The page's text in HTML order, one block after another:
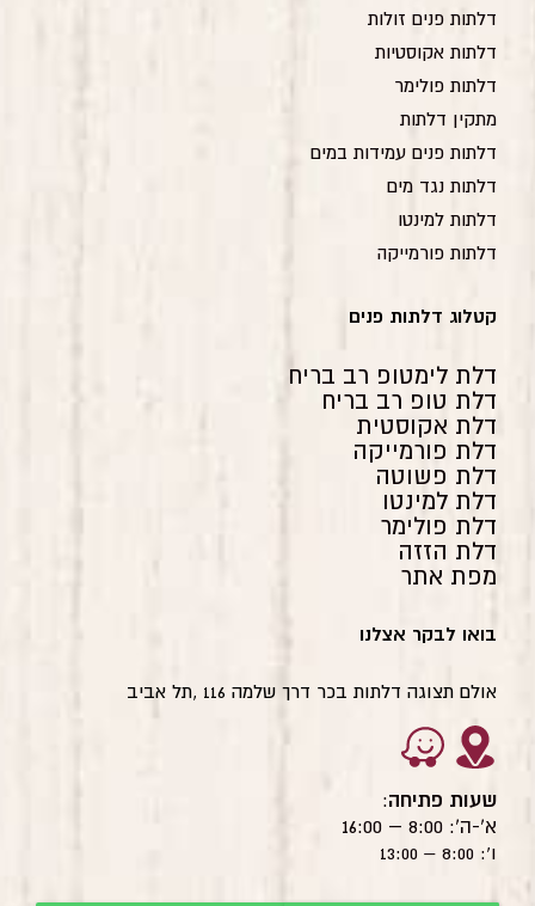
דלתות פנים זולות
דלתות אקוסטיות
דלתות פולימר
מתקין דלתות
דלתות פנים עמידות במים
דלתות נגד מים
דלתות למינטו
דלתות פורמייקה
קטלוג דלתות פנים
דלת לימטופ רב בריח
דלת טופ רב בריח
דלת אקוסטית
דלת פורמייקה
דלת פשוטה
דלת למינטו
דלת פולימר
דלת הזזה
מפת אתר
בואו לבקר אצלנו
אולם תצוגה דלתות בכר דרך שלמה 116 ,תל אביב
שעות פתיחה:
א'-ה': 8:00 – 16:00
ו': 8:00 – 13:00